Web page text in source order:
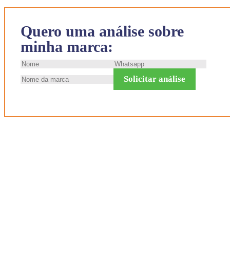
Quero uma análise sobre
minha marca:
Solicitar análise